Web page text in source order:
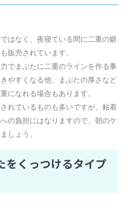
はなく、夜寝ている間に二重の癖
販売されています。
でまぶたに二重のラインを作る事
やすくなる他、まぶたの厚さなど
になれる場合もあります。
れているものも多いですが、粘着
の負担にはなりますので、朝のケ
しょう。
をくっつけるタイプ